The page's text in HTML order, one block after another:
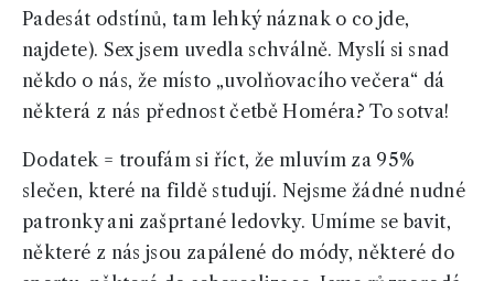
Padesát odstínů, tam lehký náznak o co jde,
najdete). Sex jsem uvedla schválně. Myslí si snad
někdo o nás, že místo „uvolňovacího večera“ dá
některá z nás přednost četbě Homéra? To sotva!
Dodatek = troufám si říct, že mluvím za 95%
slečen, které na fildě studují. Nejsme žádné nudné
patronky ani zašprtané ledovky. Umíme se bavit,
některé z nás jsou zapálené do módy, některé do